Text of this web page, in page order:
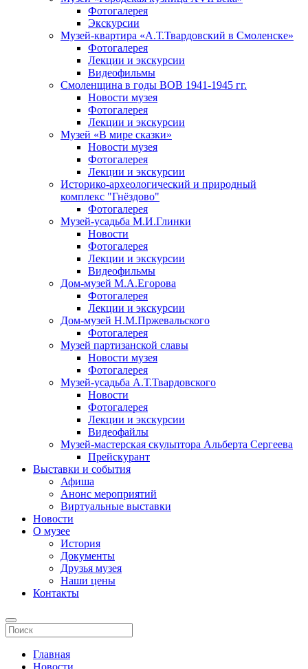
Фотогалерея
Экскурсии
Музей-квартира «А.Т.Твардовский в Смоленске»
Фотогалерея
Лекции и экскурсии
Видеофильмы
Смоленщина в годы ВОВ 1941-1945 гг.
Новости музея
Фотогалерея
Лекции и экскурсии
Музей «В мире сказки»
Новости музея
Фотогалерея
Лекции и экскурсии
Историко-археологический и природный
комплекс "Гнёздово"
Фотогалерея
Музей-усадьба М.И.Глинки
Новости
Фотогалерея
Лекции и экскурсии
Видеофильмы
Дом-музей М.А.Егорова
Фотогалерея
Лекции и экскурсии
Дом-музей Н.М.Пржевальского
Фотогалерея
Музей партизанской славы
Новости музея
Фотогалерея
Музей-усадьба А.Т.Твардовского
Новости
Фотогалерея
Лекции и экскурсии
Видеофайлы
Музей-мастерская скульптора Альберта Сергеева
Прейскурант
Выставки и события
Афиша
Анонс мероприятий
Виртуальные выставки
Новости
О музее
История
Документы
Друзья музея
Наши цены
Контакты
Главная
Новости